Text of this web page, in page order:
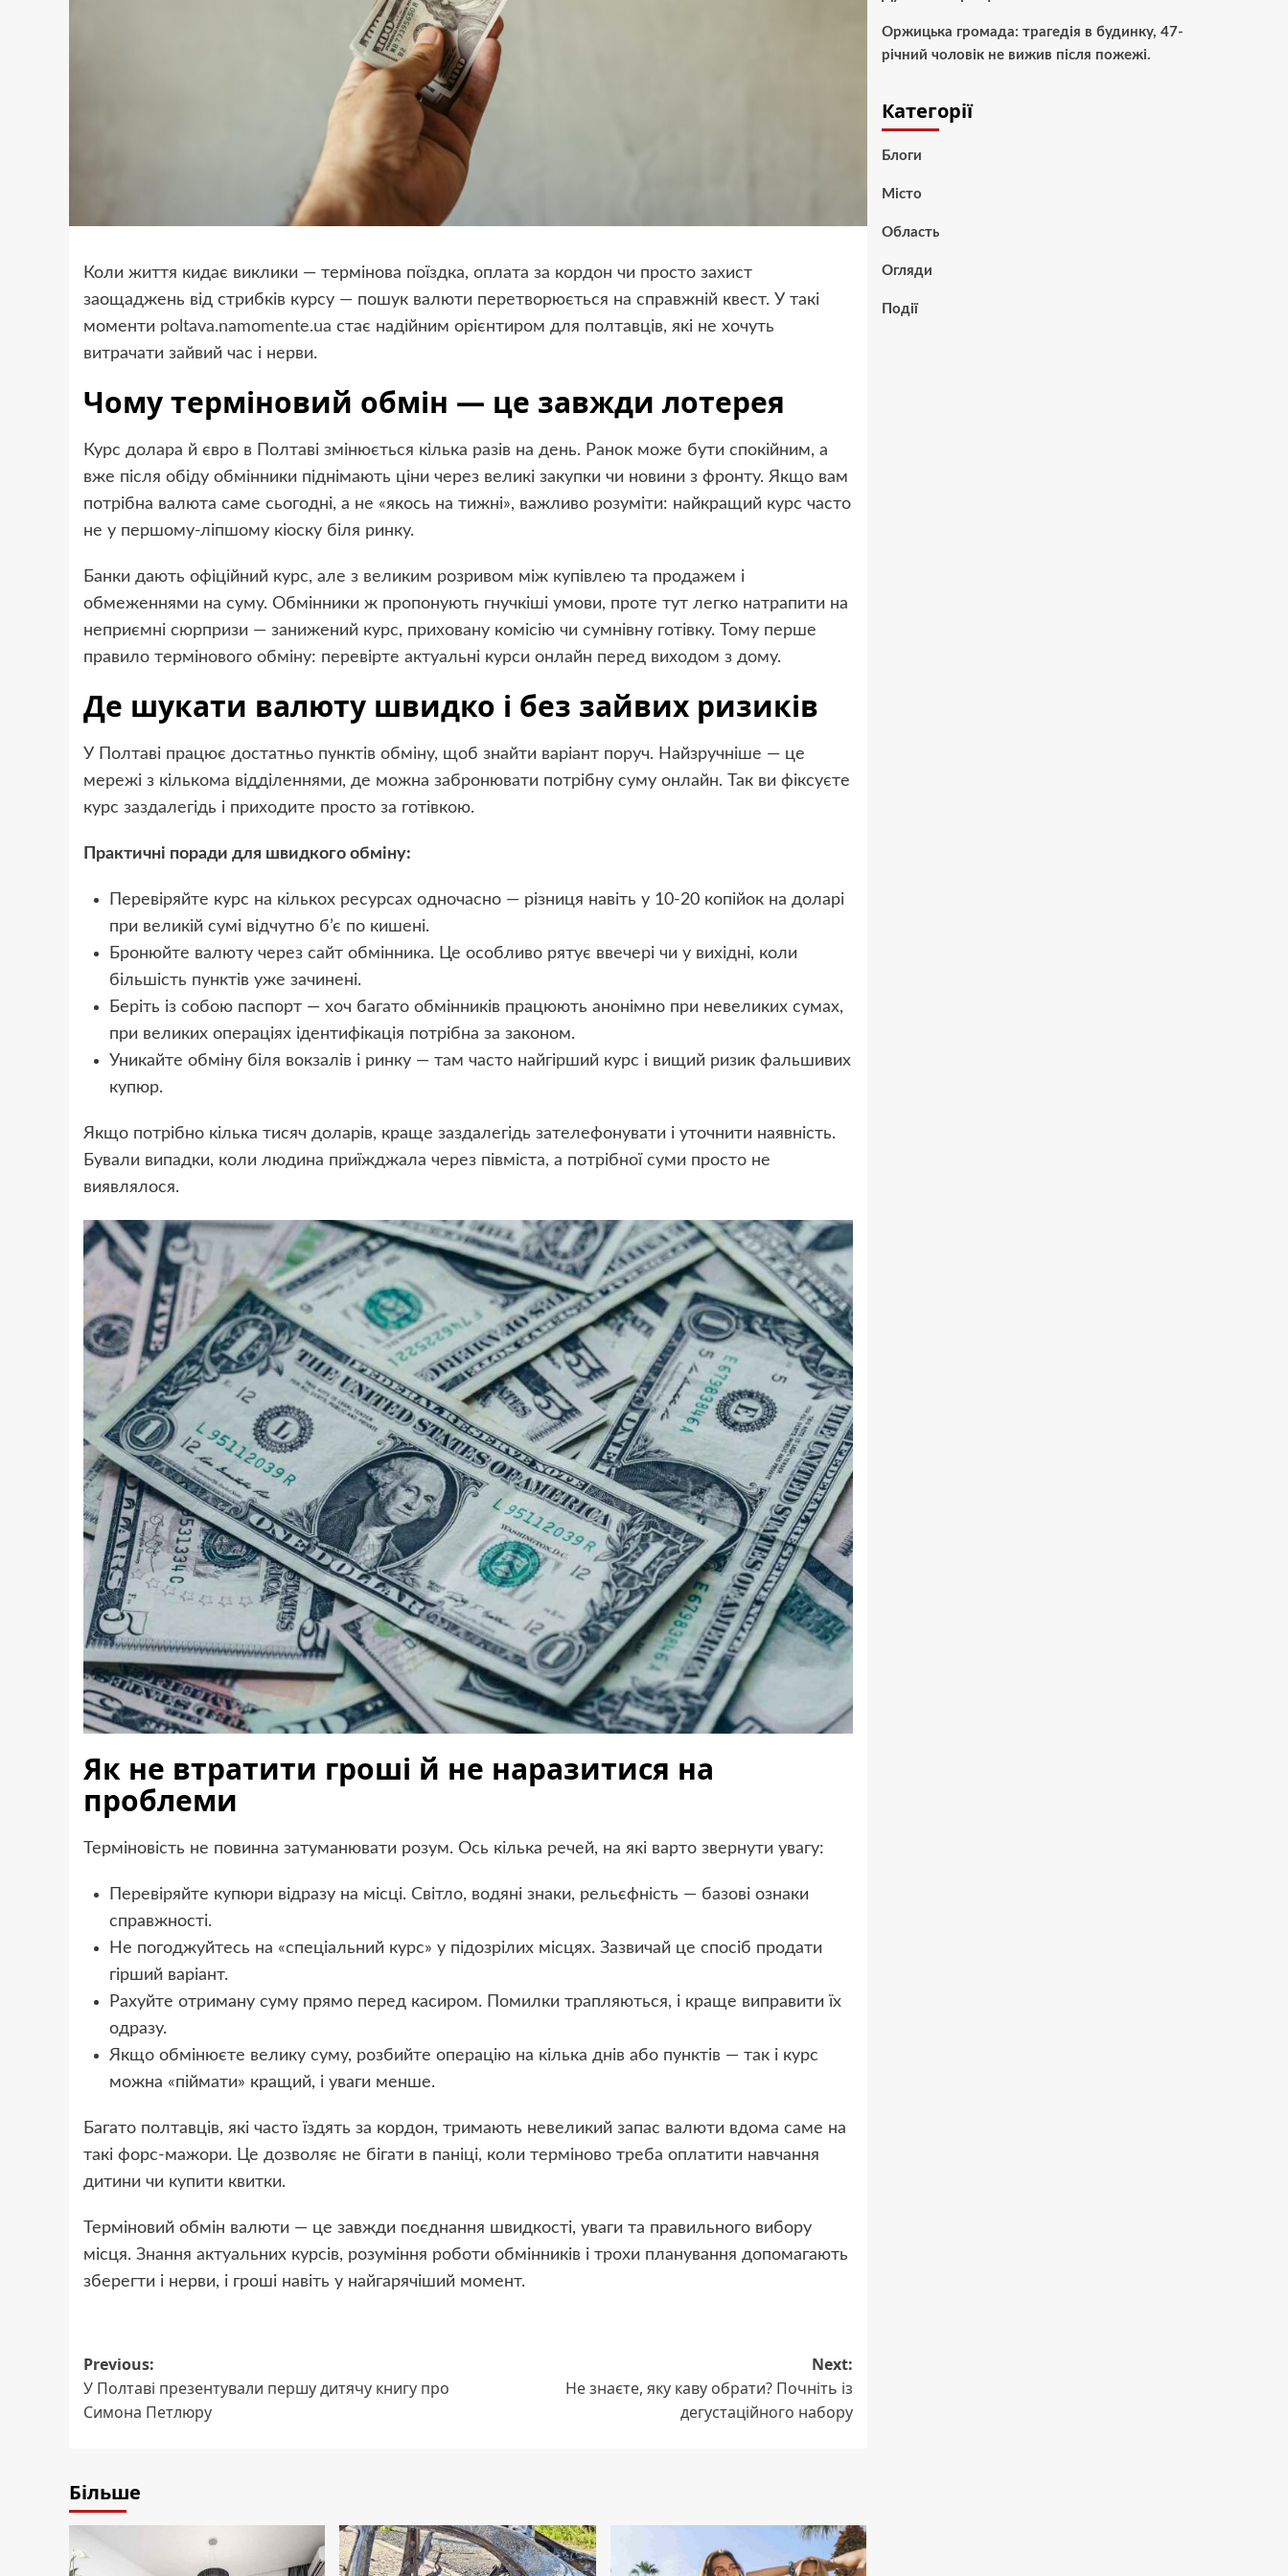
Коли життя кидає виклики — термінова поїздка, оплата за кордон чи просто захист
заощаджень від стрибків курсу — пошук валюти перетворюється на справжній квест. У такі
моменти poltava.namomente.ua стає надійним орієнтиром для полтавців, які не хочуть
витрачати зайвий час і нерви.
Чому терміновий обмін — це завжди лотерея
Курс долара й євро в Полтаві змінюється кілька разів на день. Ранок може бути спокійним, а
вже після обіду обмінники піднімають ціни через великі закупки чи новини з фронту. Якщо вам
потрібна валюта саме сьогодні, а не «якось на тижні», важливо розуміти: найкращий курс часто
не у першому-ліпшому кіоску біля ринку.
Банки дають офіційний курс, але з великим розривом між купівлею та продажем і
обмеженнями на суму. Обмінники ж пропонують гнучкіші умови, проте тут легко натрапити на
неприємні сюрпризи — занижений курс, приховану комісію чи сумнівну готівку. Тому перше
правило термінового обміну: перевірте актуальні курси онлайн перед виходом з дому.
Де шукати валюту швидко і без зайвих ризиків
У Полтаві працює достатньо пунктів обміну, щоб знайти варіант поруч. Найзручніше — це
мережі з кількома відділеннями, де можна забронювати потрібну суму онлайн. Так ви фіксуєте
курс заздалегідь і приходите просто за готівкою.
Практичні поради для швидкого обміну:
Перевіряйте курс на кількох ресурсах одночасно — різниця навіть у 10-20 копійок на доларі
при великій сумі відчутно б’є по кишені.
Бронюйте валюту через сайт обмінника. Це особливо рятує ввечері чи у вихідні, коли
більшість пунктів уже зачинені.
Беріть із собою паспорт — хоч багато обмінників працюють анонімно при невеликих сумах,
при великих операціях ідентифікація потрібна за законом.
Уникайте обміну біля вокзалів і ринку — там часто найгірший курс і вищий ризик фальшивих
купюр.
Якщо потрібно кілька тисяч доларів, краще заздалегідь зателефонувати і уточнити наявність.
Бували випадки, коли людина приїжджала через півміста, а потрібної суми просто не
виявлялося.
Як не втратити гроші й не наразитися на
проблеми
Терміновість не повинна затуманювати розум. Ось кілька речей, на які варто звернути увагу:
Перевіряйте купюри відразу на місці. Світло, водяні знаки, рельєфність — базові ознаки
справжності.
Не погоджуйтесь на «спеціальний курс» у підозрілих місцях. Зазвичай це спосіб продати
гірший варіант.
Рахуйте отриману суму прямо перед касиром. Помилки трапляються, і краще виправити їх
одразу.
Якщо обмінюєте велику суму, розбийте операцію на кілька днів або пунктів — так і курс
можна «піймати» кращий, і уваги менше.
Багато полтавців, які часто їздять за кордон, тримають невеликий запас валюти вдома саме на
такі форс-мажори. Це дозволяє не бігати в паніці, коли терміново треба оплатити навчання
дитини чи купити квитки.
Терміновий обмін валюти — це завжди поєднання швидкості, уваги та правильного вибору
місця. Знання актуальних курсів, розуміння роботи обмінників і трохи планування допомагають
зберегти і нерви, і гроші навіть у найгарячіший момент.
Post
navigation
Previous:
У Полтаві презентували першу дитячу книгу про
Симона Петлюру
Next:
Не знаєте, яку каву обрати? Почніть із
дегустаційного набору
Більше
Оржицька громада: трагедія в будинку, 47-
річний чоловік не вижив після пожежі.
Категорії
Блоги
Місто
Область
Огляди
Події